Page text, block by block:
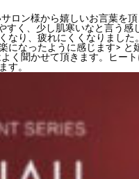
ロン様から嬉しいお言葉を
すく、少し肌寒いなと言う感
なり、疲れにくくなりました
になったように感じます> と
く聞かせて頂きます。ヒー
す。